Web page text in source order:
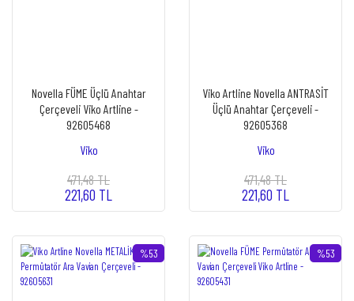
Novella FÜME Üçlü Anahtar
Çerçeveli Viko Artline -
92605468
Viko
471,48 TL
221,60 TL
Viko Artline Novella ANTRASİT
Üçlü Anahtar Çerçeveli -
92605368
Viko
471,48 TL
221,60 TL
%53 %53